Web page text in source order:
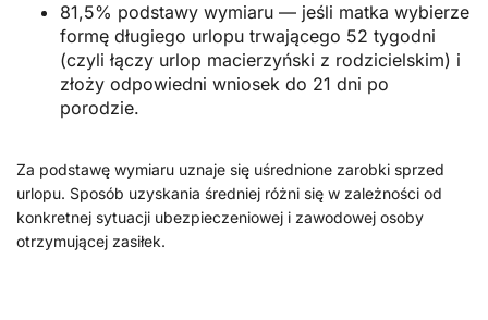
81,5% podstawy wymiaru — jeśli matka wybierze
formę długiego urlopu trwającego 52 tygodni
(czyli łączy urlop macierzyński z rodzicielskim) i
złoży odpowiedni wniosek do 21 dni po
porodzie.
Za podstawę wymiaru uznaje się uśrednione zarobki sprzed
urlopu. Sposób uzyskania średniej różni się w zależności od
konkretnej sytuacji ubezpieczeniowej i zawodowej osoby
otrzymującej zasiłek.